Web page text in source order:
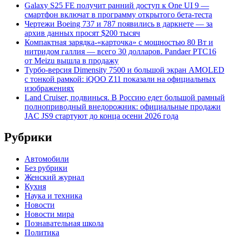
Galaxy S25 FE получит ранний доступ к One UI 9 —
смартфон включат в программу открытого бета-теста
Чертежи Boeing 737 и 787 появились в даркнете — за
архив данных просят $200 тысяч
Компактная зарядка-«карточка» с мощностью 80 Вт и
нитридом галлия — всего 30 долларов. Pandaer PTC16
от Meizu вышла в продажу
Турбо-версия Dimensity 7500 и большой экран AMOLED
с тонкой рамкой: iQOO Z11 показали на официальных
изображениях
Land Cruiser, подвинься. В Россию едет большой рамный
полноприводный внедорожник: официальные продажи
JAC JS9 стартуют до конца осени 2026 года
Рубрики
Автомобили
Без рубрики
Женский журнал
Кухня
Наука и техника
Новости
Новости мира
Познавательная школа
Политика